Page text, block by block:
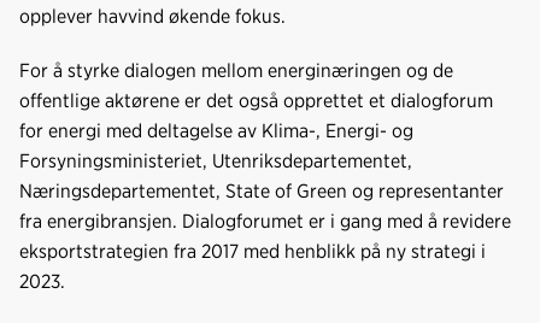
opplever havvind økende fokus.
For å styrke dialogen mellom energinæringen og de
offentlige aktørene er det også opprettet et dialogforum
for energi med deltagelse av Klima-, Energi- og
Forsyningsministeriet, Utenriksdepartementet,
Næringsdepartementet, State of Green og representanter
fra energibransjen. Dialogforumet er i gang med å revidere
eksportstrategien fra 2017 med henblikk på ny strategi i
2023.